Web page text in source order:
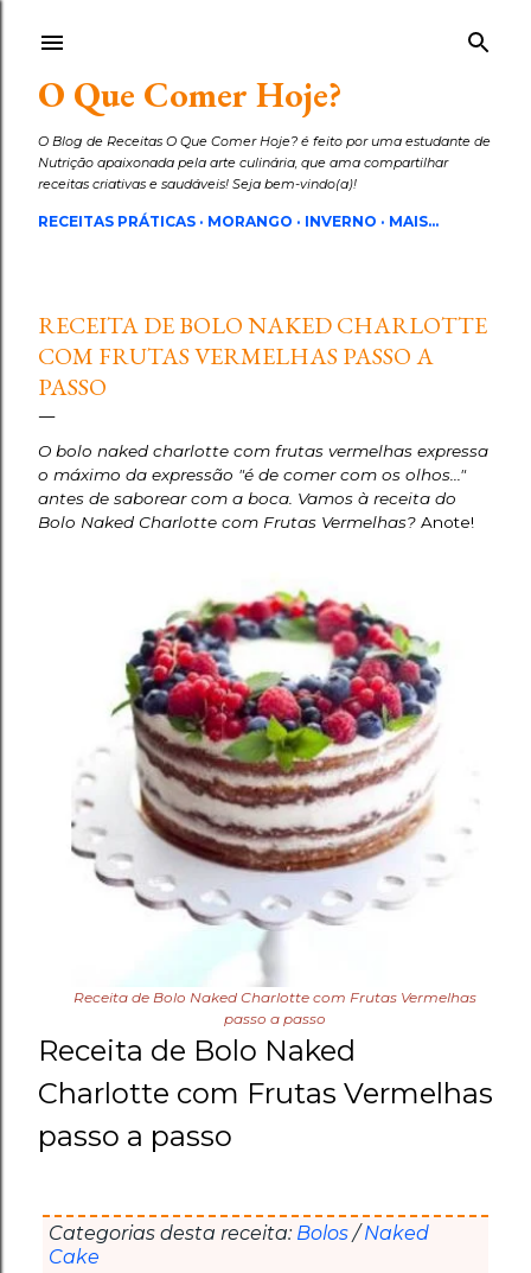
O Que Comer Hoje?
O Blog de Receitas O Que Comer Hoje? é feito por uma estudante de
Nutrição apaixonada pela arte culinária, que ama compartilhar
receitas criativas e saudáveis! Seja bem-vindo(a)!
RECEITAS PRÁTICAS MORANGO INVERNO MAIS…
RECEITA DE BOLO NAKED CHARLOTTE
COM FRUTAS VERMELHAS PASSO A
PASSO
O bolo naked charlotte com frutas vermelhas expressa
o máximo da expressão "é de comer com os olhos..."
antes de saborear com a boca. Vamos à receita do
Bolo Naked Charlotte com Frutas Vermelhas? Anote!
Receita de Bolo Naked Charlotte com Frutas Vermelhas
passo a passo
Receita de Bolo Naked
Charlotte com Frutas Vermelhas
passo a passo
Categorias desta receita: Bolos/Naked
Cake